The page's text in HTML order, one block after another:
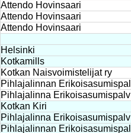
Attendo Hovinsaari
Attendo Hovinsaari
Attendo Hovinsaari
Helsinki
Kotkamills
Kotkan Naisvoimistelijat ry
Pihlajalinnan Erikoisasumispal
Pihlajalinna Erikoisasumispalv
Kotkan Kiri
Pihlajalinna Erikoisasumispalv
Pihlajalinnan Erikoisasumispal